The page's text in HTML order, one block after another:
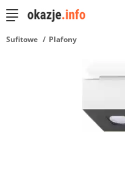
Sufitowe Plafony